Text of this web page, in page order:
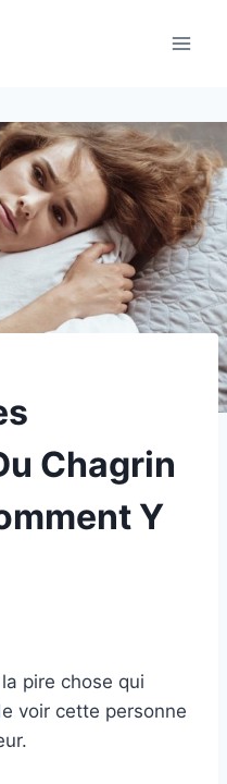
Chagrin
Y
pire chose qui
voir cette personne